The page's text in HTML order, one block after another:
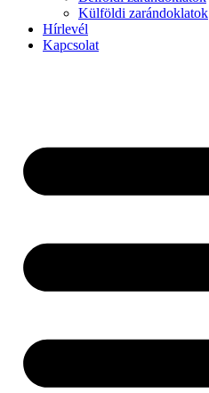
Külföldi zarándoklatok
Hírlevél
Kapcsolat